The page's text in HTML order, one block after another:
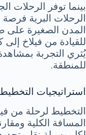
بينما توفر الرحلات
الرحلات البرية
المدن الصغيرة
للقيادة من فيلاخ
يُثري التجربة
للمنطقة.
استراتيجيات
التخطيط لرحلة من
المسافة الكلية